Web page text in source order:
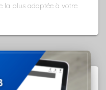
la plus adaptée à votre